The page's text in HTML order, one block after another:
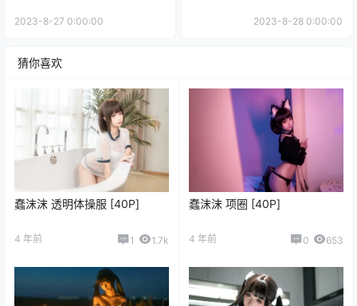
2023-8-27 0:00:00 2023-8-28 0:00:00
猜你喜欢
蠢沫沫 透明体操服 [40P]
4 年前 1 1.7k
蠢沫沫 项圈 [40P]
4 年前 0 653